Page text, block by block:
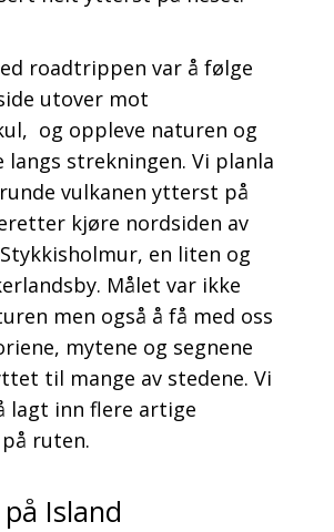
roadtrippen var å følge
utover mot
og oppleve naturen og
langs strekningen. Vi planla
vulkanen ytterst på
kjøre nordsiden av
en liten og
Målet var ikke
men også å få med oss
mytene og segnene
til mange av stedene. Vi
lagt inn flere artige
ruten.
Island